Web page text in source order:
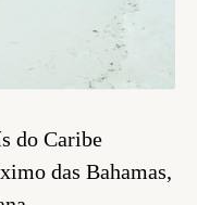
do Caribe
das Bahamas,